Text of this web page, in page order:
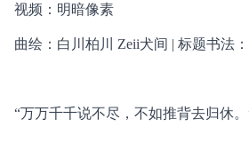
视频：明暗像素
曲绘：白川柏川 Zeii犬间 | 标题书法
“万万千千说不尽，不如推背去归休。